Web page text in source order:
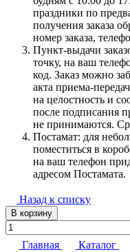
праздники по
получения заказа
номер заказа,
Пункт-выдачи
точку, на ваш
код. Заказ можно
акта приема-
на целостность и
после подписания
не принимаются.
Постамат: для
поместиться в
на ваш телефон
адресом Постамата.
Назад к списку
В корзину
Главная Каталог